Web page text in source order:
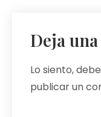
Deja
Lo siento,
publicar un